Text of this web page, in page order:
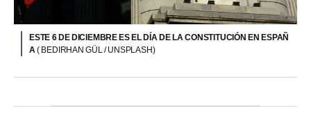
ESTE 6 DE DICIEMBRE ES EL DÍA DE LA CONSTITUCIÓN EN ESPAÑ
A( BEDIRHAN GÜL / UNSPLASH)